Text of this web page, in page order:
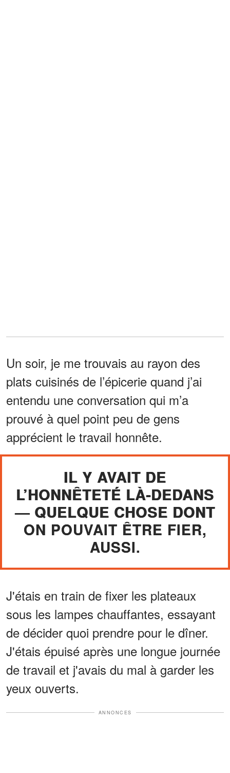
Un soir, je me trouvais au rayon des
plats cuisinés de l’épicerie quand j’ai
entendu une conversation qui m’a
prouvé à quel point peu de gens
apprécient le travail honnête.
IL Y AVAIT DE
L’HONNÊTETÉ LÀ-DEDANS
— QUELQUE CHOSE DONT
ON POUVAIT ÊTRE FIER,
AUSSI.
J'étais en train de fixer les plateaux
sous les lampes chauffantes, essayant
de décider quoi prendre pour le dîner.
J'étais épuisé après une longue journée
de travail et j'avais du mal à garder les
yeux ouverts.
ANNONCES